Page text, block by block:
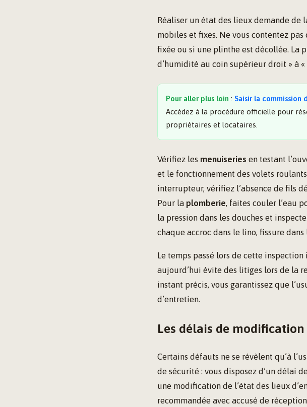
Réaliser un état des lieux demande de
mobiles et fixes. Ne vous contentez
fixée ou si une plinthe est décollée. La
d’humidité au coin supérieur droit » à «
Pour aller plus loin : Saisir la
Accédez à la procédure officielle pour
propriétaires et locataires.
Vérifiez les menuiseries en testant
et le fonctionnement des volets
interrupteur, vérifiez l’absence de fils
Pour la plomberie, faites couler l’eau
la pression dans les douches et
chaque accroc dans le lino, fissure
Le temps passé lors de cette
aujourd’hui évite des litiges lors de la
instant précis, vous garantissez que
d’entretien.
Les délais de
Certains défauts ne se révèlent qu’à
de sécurité : vous disposez d’un délai de
une modification de l’état des lieux
recommandée avec accusé de